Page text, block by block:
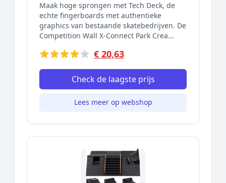
Maak hoge sprongen met Tech Deck, de
echte fingerboards met authentieke
graphics van bestaande skatebedrijven. De
Competition Wall X-Connect Park Crea...
€ 20,63
Check de laagste prijs
Lees meer op webshop